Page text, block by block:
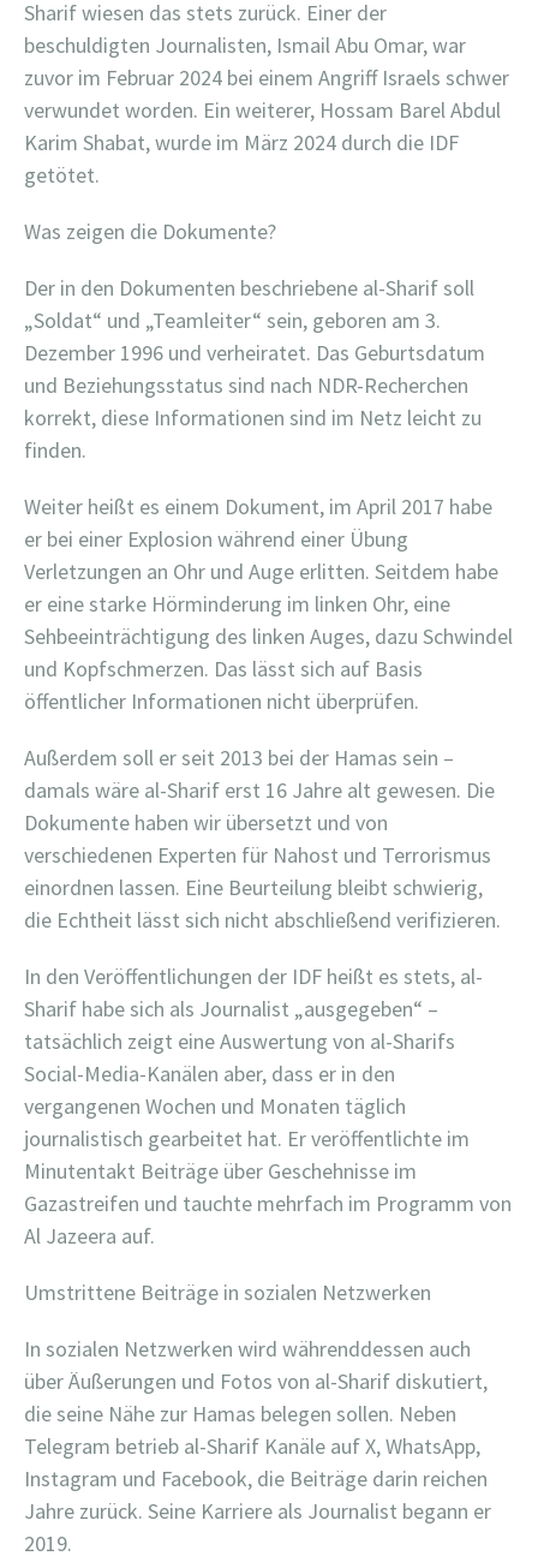
Sharif wiesen das stets zurück. Einer der
beschuldigten Journalisten, Ismail Abu Omar, war
zuvor im Februar 2024 bei einem Angriff Israels schwer
verwundet worden. Ein weiterer, Hossam Barel Abdul
Karim Shabat, wurde im März 2024 durch die IDF
getötet.
Was zeigen die Dokumente?
Der in den Dokumenten beschriebene al-Sharif soll
„Soldat“ und „Teamleiter“ sein, geboren am 3.
Dezember 1996 und verheiratet. Das Geburtsdatum
und Beziehungsstatus sind nach NDR-Recherchen
korrekt, diese Informationen sind im Netz leicht zu
finden.
Weiter heißt es einem Dokument, im April 2017 habe
er bei einer Explosion während einer Übung
Verletzungen an Ohr und Auge erlitten. Seitdem habe
er eine starke Hörminderung im linken Ohr, eine
Sehbeeinträchtigung des linken Auges, dazu Schwindel
und Kopfschmerzen. Das lässt sich auf Basis
öffentlicher Informationen nicht überprüfen.
Außerdem soll er seit 2013 bei der Hamas sein –
damals wäre al-Sharif erst 16 Jahre alt gewesen. Die
Dokumente haben wir übersetzt und von
verschiedenen Experten für Nahost und Terrorismus
einordnen lassen. Eine Beurteilung bleibt schwierig,
die Echtheit lässt sich nicht abschließend verifizieren.
In den Veröffentlichungen der IDF heißt es stets, al-
Sharif habe sich als Journalist „ausgegeben“ –
tatsächlich zeigt eine Auswertung von al-Sharifs
Social-Media-Kanälen aber, dass er in den
vergangenen Wochen und Monaten täglich
journalistisch gearbeitet hat. Er veröffentlichte im
Minutentakt Beiträge über Geschehnisse im
Gazastreifen und tauchte mehrfach im Programm von
Al Jazeera auf.
Umstrittene Beiträge in sozialen Netzwerken
In sozialen Netzwerken wird währenddessen auch
über Äußerungen und Fotos von al-Sharif diskutiert,
die seine Nähe zur Hamas belegen sollen. Neben
Telegram betrieb al-Sharif Kanäle auf X, WhatsApp,
Instagram und Facebook, die Beiträge darin reichen
Jahre zurück. Seine Karriere als Journalist begann er
2019.